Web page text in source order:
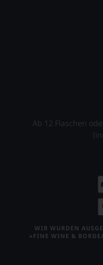
Ab 12 Flaschen
WIR WURDEN
»FINE WINE &